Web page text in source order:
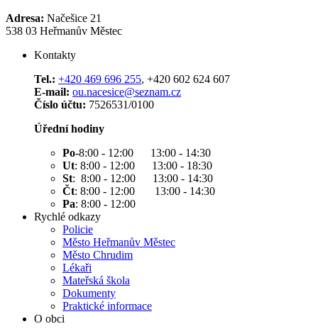
Adresa: Načešice 21
538 03 Heřmanův Městec
Kontakty
Tel.: +420 469 696 255, +420 602 624 607
E-mail: ou.nacesice@seznam.cz
Číslo účtu: 7526531/0100
Úřední hodiny
Po-8:00 - 12:00 13:00 - 14:30
Ut: 8:00 - 12:00 13:00 - 18:30
St: 8:00 - 12:00 13:00 - 14:30
Čt: 8:00 - 12:00 13:00 - 14:30
Pa: 8:00 - 12:00
Rychlé odkazy
Policie
Město Heřmanův Městec
Město Chrudim
Lékaři
Mateřská škola
Dokumenty
Praktické informace
O obci